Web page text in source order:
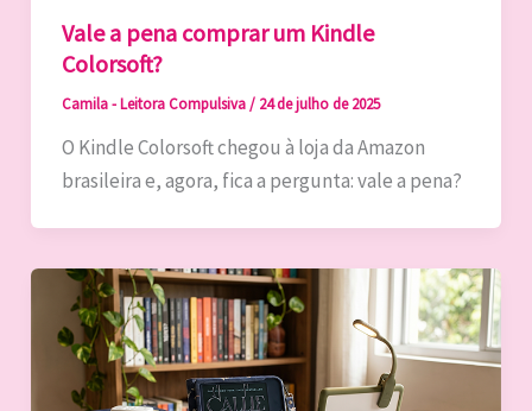
Vale a pena comprar um Kindle
Colorsoft?
Camila - Leitora Compulsiva/ 24 de julho de 2025
O Kindle Colorsoft chegou à loja da Amazon
brasileira e, agora, fica a pergunta: vale a pena?